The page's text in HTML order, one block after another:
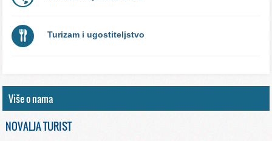
Turizam i ugostiteljstvo
Više o nama
NOVALJA TURIST